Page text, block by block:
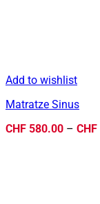
Add to wishlist
Matratze Sinus
CHF 580.00 – CHF